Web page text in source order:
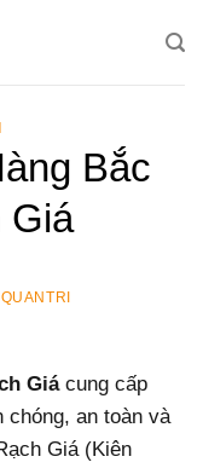
Bắc
Giá
QUANTRI
Giácung cấp
chóng, an toàn và
Giá (Kiên